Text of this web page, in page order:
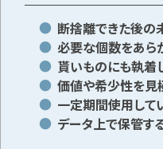
断捨離できた後の
必要な個数をあら
貰いものにも執着
価値や希少性を見
一定期間使用して
データ上で保管す